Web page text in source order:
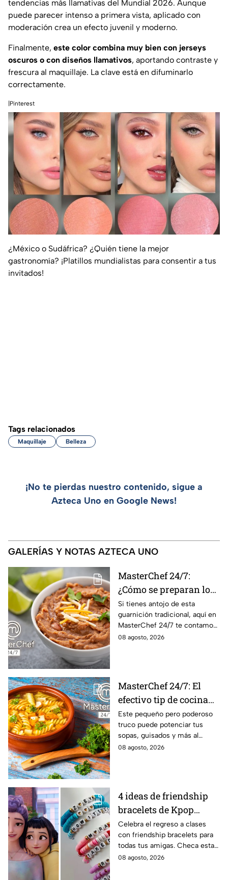
tendencias más llamativas del Mundial 2026. Aunque
puede parecer intenso a primera vista, aplicado con
moderación crea un efecto juvenil y moderno.
Finalmente, este color combina muy bien con jerseys
oscuros o con diseños llamativos, aportando contraste y
frescura al maquillaje. La clave está en difuminarlo
correctamente.
|Pinterest
¿México o Sudáfrica? ¿Quién tiene la mejor
gastronomía? ¡Platillos mundialistas para consentir a tus
invitados!
Tags relacionados
Maquillaje Belleza
¡No te pierdas nuestro contenido, sigue a
Azteca Uno en Google News!
GALERÍAS Y NOTAS AZTECA UNO
MasterChef 24/7:
¿Cómo se preparan los
frijoles puercos estilo
Sonora?
Si tienes antojo de esta
guarnición tradicional, aquí en
MasterChef 24/7 te contamos
la receta.
08 agosto, 2026
MasterChef 24/7: El
efectivo tip de cocina
de las abuelas para
darle sabor extra al
caldillo
Este pequeño pero poderoso
truco puede potenciar tus
sopas, guisados y más al
máximo.
08 agosto, 2026
4 ideas de friendship
bracelets de Kpop
Demon Hunters para
intercambiar con tus
mejores amigas este
regreso a clases
Celebra el regreso a clases
con friendship bracelets para
todas tus amigas. Checa estas
4 ideas inspiradas en Kpop
08 agosto, 2026